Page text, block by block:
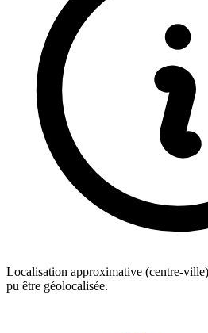
Localisation approximative (centre-
pu être géolocalisée.